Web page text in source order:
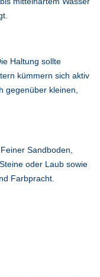
Haltung sollte
kümmern sich aktiv
gegenüber kleinen,
. Feiner Sandboden,
oder Laub sowie
Farbpracht.